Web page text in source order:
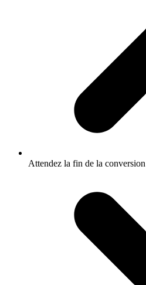
Attendez la fin de la conversion